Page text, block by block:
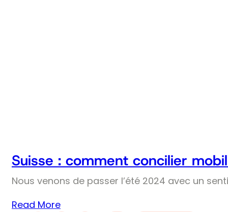
Suisse : comment concilier
Nous venons de passer l’été 2024 avec un
Read More